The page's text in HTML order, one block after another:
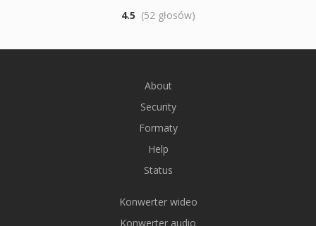
4.5 (52 głosów)
About
Security
Formaty
Help
Status
Konwerter wideo
Konwerter audio